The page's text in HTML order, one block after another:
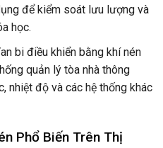
để kiểm soát lưu lượng và
học.
bi điều khiển bằng khí nén
quản lý tòa nhà thông
nhiệt độ và các hệ thống khác
Phổ Biến Trên Thị